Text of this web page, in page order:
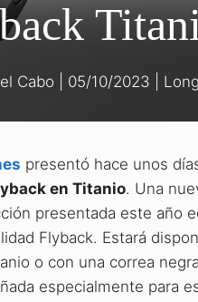
Cabo 05/10/2023
presentó hace unos
en Titanio. Una
presentada este año
Flyback. Estará
o con una correa
especialmente para